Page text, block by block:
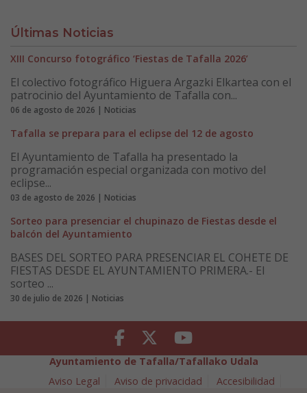
Últimas Noticias
XIII Concurso fotográfico ‘Fiestas de Tafalla 2026’
El colectivo fotográfico Higuera Argazki Elkartea con el
patrocinio del Ayuntamiento de Tafalla con...
06 de agosto de 2026 | Noticias
Tafalla se prepara para el eclipse del 12 de agosto
El Ayuntamiento de Tafalla ha presentado la
programación especial organizada con motivo del
eclipse...
03 de agosto de 2026 | Noticias
Sorteo para presenciar el chupinazo de Fiestas desde el
balcón del Ayuntamiento
BASES DEL SORTEO PARA PRESENCIAR EL COHETE DE
FIESTAS DESDE EL AYUNTAMIENTO PRIMERA.- El
sorteo ...
30 de julio de 2026 | Noticias
Facebook Twitter Youtube
Ayuntamiento de Tafalla/Tafallako Udala
Aviso Legal
Aviso de privacidad
Accesibilidad